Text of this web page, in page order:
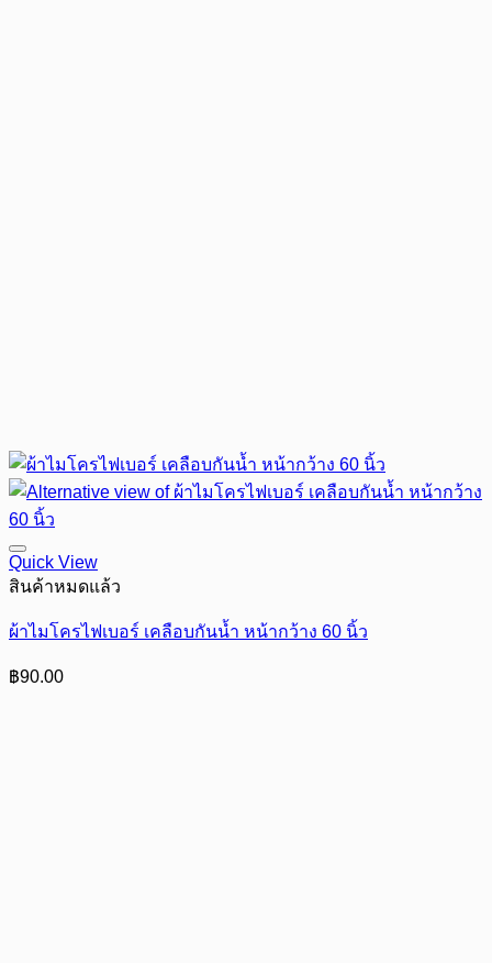
Quick View
สินค้าหมดแล้ว
ผ้าไมโครไฟเบอร์ เคลือบกันน้ำ หน้ากว้าง 60 นิ้ว
฿90.00